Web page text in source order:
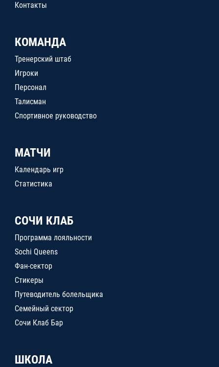
Контакты
КОМАНДА
Тренерский штаб
Игроки
Персонал
Талисман
Спортивное руководство
МАТЧИ
Календарь игр
Статистика
СОЧИ КЛАБ
Программа лояльности
Sochi Queens
Фан-сектор
Стикеры
Путеводитель болельщика
Семейный сектор
Сочи Клаб Бар
ШКОЛА